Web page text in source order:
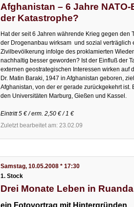
Afghanistan – 6 Jahre
der Katastrophe?
Hat der seit 6 Jahren währende Krieg gegen den
der Drogenanbau wirksam und sozial verträglich
Zivilbevölkerung infolge des proklamierten
nachhaltig besser geworden? Ist der Einfluß der
externen geostrategischen Interessen wirken auf
Dr. Matin Baraki, 1947 in Afghanistan geboren,
Afghanistan, von der er gerade zurückgekehrt ist.
den Universitäten Marburg, Gießen und Kassel.
Eintritt 5 € / erm. 2,50 € / 1 €
Zuletzt bearbeitet am: 23.02.09
Samstag, 10.05.2008 * 17:30
1. Stock
Drei Monate Leben in Ruanda
ein Fotovortrag mit Hintergründen